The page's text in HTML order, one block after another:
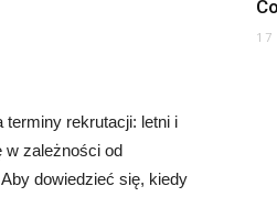
terminy rekrutacji: letni i
w zależności od
dowiedzieć się, kiedy
17